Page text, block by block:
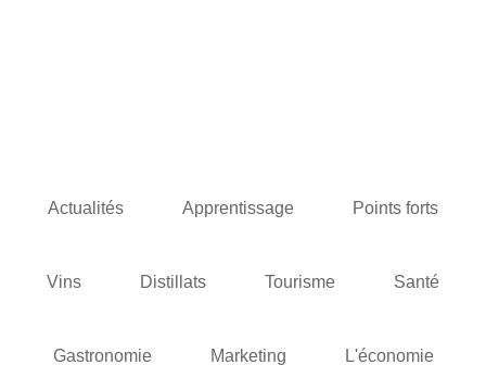
Actualités Apprentissage Points forts
Vins Distillats Tourisme Santé
Gastronomie Marketing L'économie